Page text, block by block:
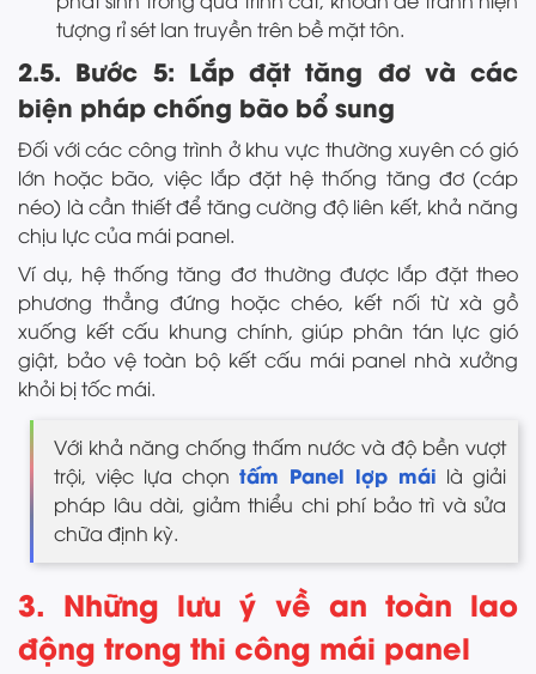
tượng rỉ sét lan truyền trên bề mặt tôn.
2.5. Bước 5: Lắp đặt tăng đơ và các
biện pháp chống bão bổ sung
Đối với các công trình ở khu vực thường xuyên có gió
lớn hoặc bão, việc lắp đặt hệ thống tăng đơ (cáp
néo) là cần thiết để tăng cường độ liên kết, khả năng
chịu lực của mái panel.
Ví dụ, hệ thống tăng đơ thường được lắp đặt theo
phương thẳng đứng hoặc chéo, kết nối từ xà gồ
xuống kết cấu khung chính, giúp phân tán lực gió
giật, bảo vệ toàn bộ kết cấu mái panel nhà xưởng
khỏi bị tốc mái.
Với khả năng chống thấm nước và độ bền vượt
trội, việc lựa chọn tấm Panel lợp mái là giải
pháp lâu dài, giảm thiểu chi phí bảo trì và sửa
chữa định kỳ.
3. Những lưu ý về an toàn lao
động trong thi công mái panel